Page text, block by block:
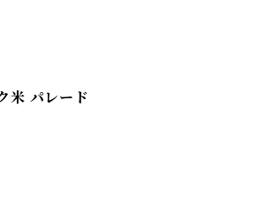
米 パレード